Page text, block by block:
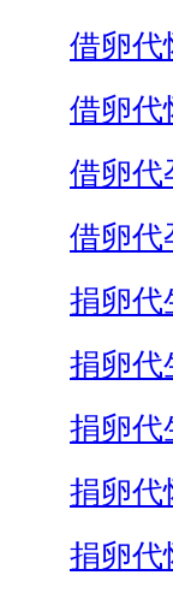
借卵代
借卵代
借卵代
借卵代
捐卵代
捐卵代
捐卵代
捐卵代
捐卵代